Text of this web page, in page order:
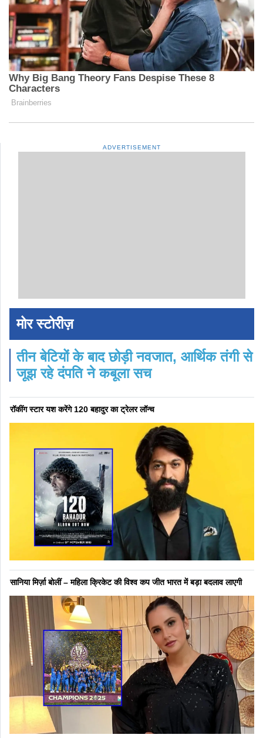
ADVERTISEMENT
मोर स्टोरीज़
तीन बेटियों के बाद छोड़ी नवजात, आर्थिक तंगी से
जूझ रहे दंपति ने कबूला सच
रॉकींग स्टार यश करेंगे 120 बहादुर का ट्रेलर लॉन्च
सानिया मिर्ज़ा बोलीं – महिला क्रिकेट की विश्व कप जीत भारत में बड़ा बदलाव लाएगी